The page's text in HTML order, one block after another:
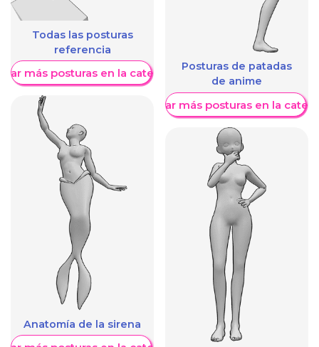
Todas las posturas
referencia
más posturas en la categoría
Anatomía de la sirena
Posturas de patadas
de anime
Mostrar más posturas en la